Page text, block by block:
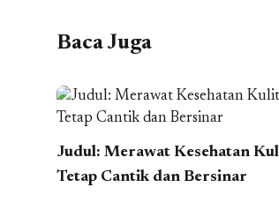
Baca Juga
Judul: Merawat Kesehatan
Tetap Cantik dan Bersinar